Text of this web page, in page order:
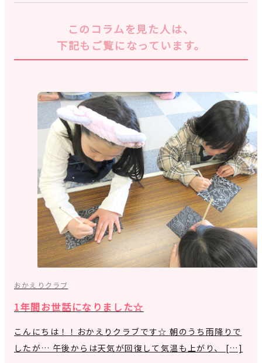
このコラムを見た人は、
下記もご覧になっています。
おかえりクラブ
1年間お世話になりました☆
こんにちは！！おかえりクラブです☆ 朝のうち雨降りで
したが… 午後からは天気が回復して気温も上がり、 […]